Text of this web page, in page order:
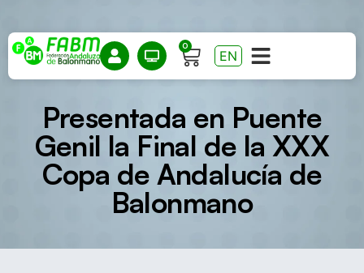
0
EN
Presentada en Puente
Genil la Final de la XXX
Copa de Andalucía de
Balonmano